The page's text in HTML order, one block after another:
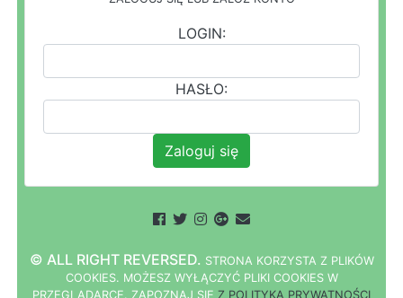
LOGIN:
HASŁO:
Zaloguj się
© ALL RIGHT REVERSED. STRONA KORZYSTA Z PLIKÓW
COOKIES. MOŻESZ WYŁ ĄCZYĆ PL IKI COOKIES W
PRZEGLĄDARCE. ZAPOZNAJ SIĘ Z POLITYKĄ PRYWATNOŚCI